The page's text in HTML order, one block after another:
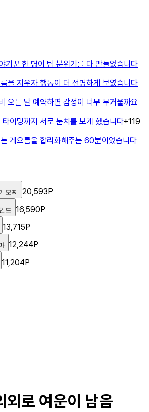
기꾼 한 명이 팀 분위기를 다 만들었습니다
을 지우자 행동이 더 선명하게 보였습니다
오는 날 예약하면 감정이 너무 무거울까요
이밍까지 서로 눈치를 보게 했습니다+119
게으름을 합리화해주는 60분이었습니다
모찌 20,593P
드 16,590P
13,715P
12,244P
11,204P
로 여운이 남음